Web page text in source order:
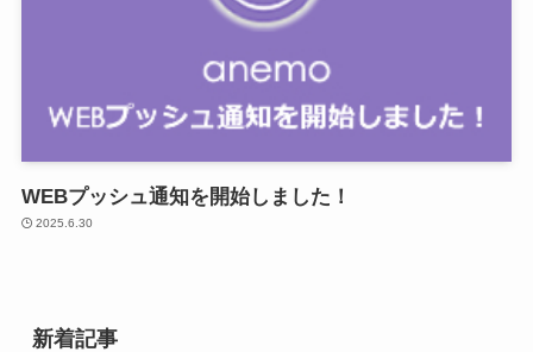
WEBプッシュ通知を開始しました！
2025.6.30
新着記事